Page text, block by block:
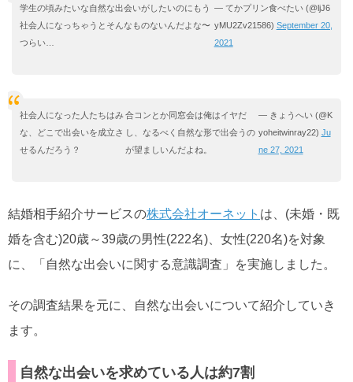
学生の頃みたいな自然な出会いがしたいのにもう
社会人になっちゃうとそんなものないんだよな〜
つらい…
— てかプリン食べたい (@ljJ6
yMU2Zv21586) September 20,
2021
社会人になった人たちはみ
な、どこで出会いを成立さ
せるんだろう？
合コンとか同窓会は俺はイヤだ
し、なるべく自然な形で出会うの
が望ましいんだよね。
— きょうへい (@K
yoheitwinray22) Ju
ne 27, 2021
結婚相手紹介サービスの株式会社オーネット は、(未婚・既
婚を含む)20歳～39歳の男性(222名)、女性(220名)を対象
に、「自然な出会いに関する意識調査」を実施しました。
その調査結果を元に、自然な出会いについて紹介していき
ます。
自然な出会いを求めている人は約7割